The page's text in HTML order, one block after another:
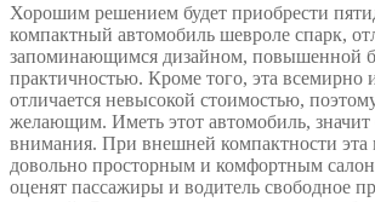
Хорошим решением будет приобрести
компактный автомобиль шевроле спарк,
запоминающимся дизайном, повышенной
практичностью. Кроме того, эта всемирно
отличается невысокой стоимостью,
желающим. Иметь этот автомобиль, значит
внимания. При внешней компактности эта
довольно просторным и комфортным
оценят пассажиры и водитель свободное